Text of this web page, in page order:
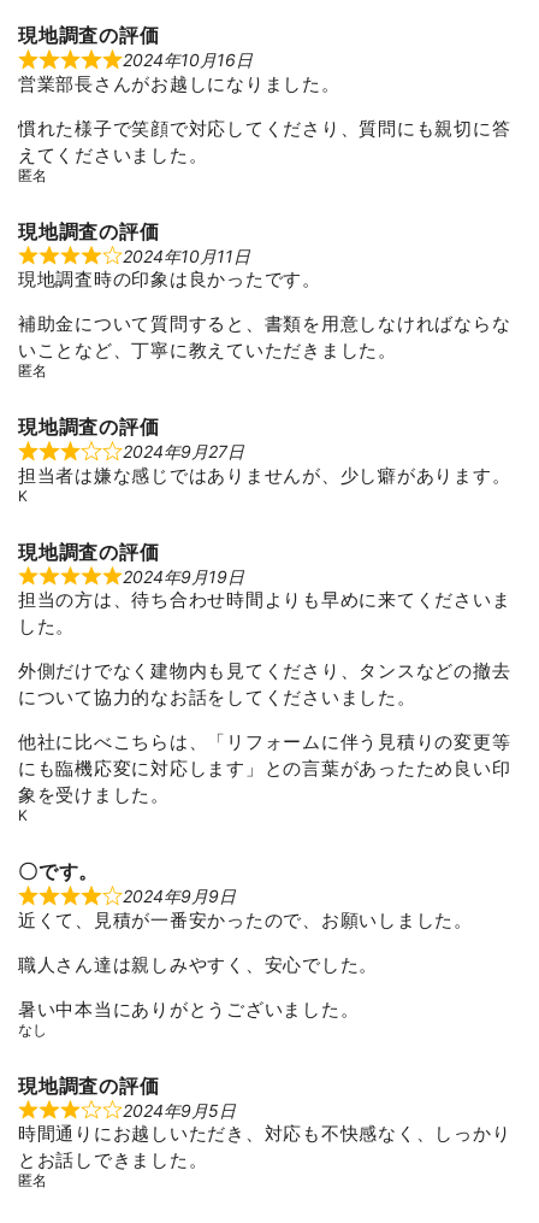
現地調査の評価
R
a
e
d
5
o
o
f
5
2024年10月16日
営業部長さんがお越しになりました。
慣れた様子で笑顔で対応してくださり、質問にも親切に答
えてくださいました。
匿名
現地調査の評価
R
a
d
4
o
o
f
5
2024年10月11日
現地調査時の印象は良かったです。
補助金について質問すると、書類を用意しなければならな
いことなど、丁寧に教えていただきました。
匿名
現地調査の評価
R
a
3
o
u
t
o
2024年9月27日
担当者は嫌な感じではありませんが、少し癖があります。
K
現地調査の評価
R
a
5
o
u
o
f
5
2024年9月19日
担当の方は、待ち合わせ時間よりも早めに来てくださいま
した。
外側だけでなく建物内も見てくださり、タンスなどの撤去
について協力的なお話をしてくださいました。
他社に比べこちらは、「リフォームに伴う見積りの変更等
にも臨機応変に対応します」との言葉があったため良い印
象を受けました。
K
〇です。
R
a
d
o
u
f
5
2024年9月9日
近くて、見積が一番安かったので、お願いしました。
職人さん達は親しみやすく、安心でした。
暑い中本当にありがとうございました。
なし
現地調査の評価
R
a
t
e
2024年9月5日
時間通りにお越しいただき、対応も不快感なく、しっかり
とお話しできました。
匿名